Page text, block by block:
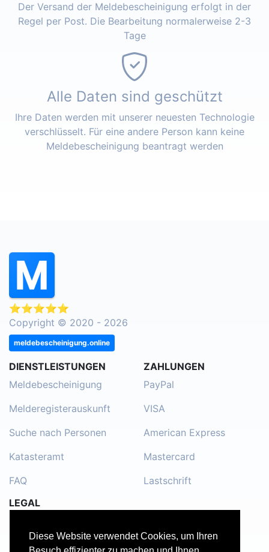
Diese Website verwendet Cookies, um Ihren
Der Versand der Meldebescheinigung erfolgt in der
Regel per Post. Die Bearbeitung normalerweise 2-3
Tage
Alle Daten sind geschützt
Ihre Daten werden mit unserer neuesten Technologie
verschlüsselt. Für eine andere Person kann keine
Meldebescheinigung beantragt werden
⭐⭐⭐⭐⭐
Copyright © 2020 - 2026
meldebescheinigung.online
DIENSTLEISTUNGEN
Meldebescheinigung
Melderegisterauskunft
Suche nach Personen
Katasteramt
FAQ
ZAHLUNGEN
PayPal
VISA
American Express
Mastercard
Lastschrift
LEGAL
Kontakt